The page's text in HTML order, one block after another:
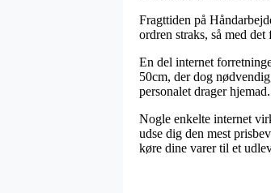
Fragttiden på
ordren straks, så med
En del internet
50cm, der dog
personalet drager hjemad.
Nogle enkelte internet
udse dig den mest
køre dine varer til et